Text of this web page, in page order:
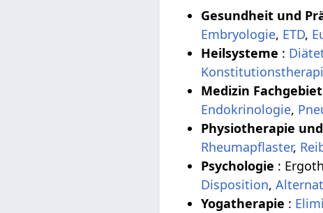
Gesundheit und
Embryologie, ETD,
Heilsysteme :
Medizin Fachgebiet
Endokrinologie,
Physiotherapie
Rheumapflaster,
Psychologie :
Disposition,
Yogatherapie :